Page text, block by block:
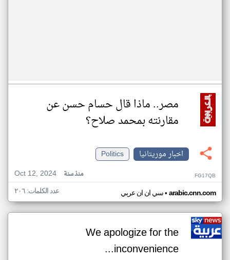
مصر.. ماذا قال حسام حسن عن
مقارنته بمحمد صلاح؟
اخبار موريتانيا
Politics
Oct 12, 2024
منذ سنة FG17QB
سي ان ان عربي• arabic.cnn.com عدد الكلمات: ٢٠٦
We apologize for the
inconvenience...